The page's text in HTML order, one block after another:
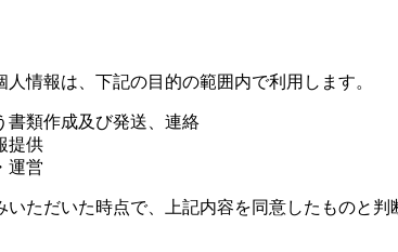
人情報は、下記の目的の範囲内で利用します。
類作成及び発送、連絡
提供
営
いただいた時点で、上記内容を同意したものと判